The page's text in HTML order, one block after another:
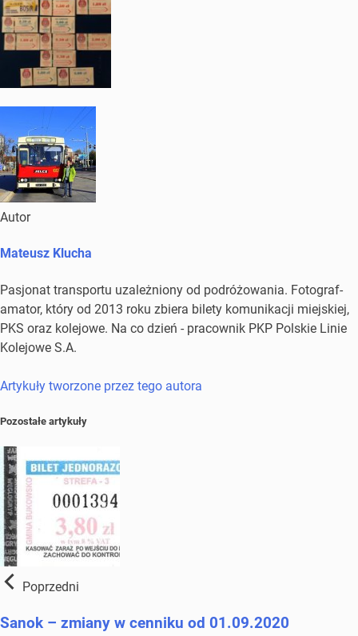
Autor
Mateusz Klucha
Pasjonat transportu uzależniony od podróżowania. Fotograf-
amator, który od 2013 roku zbiera bilety komunikacji miejskiej,
PKS oraz kolejowe. Na co dzień - pracownik PKP Polskie Linie
Kolejowe S.A.
Artykuły tworzone przez tego autora
Pozostałe artykuły
Poprzedni
Sanok – zmiany w cenniku od 01.09.2020